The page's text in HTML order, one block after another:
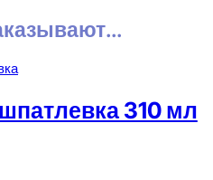
310 мл